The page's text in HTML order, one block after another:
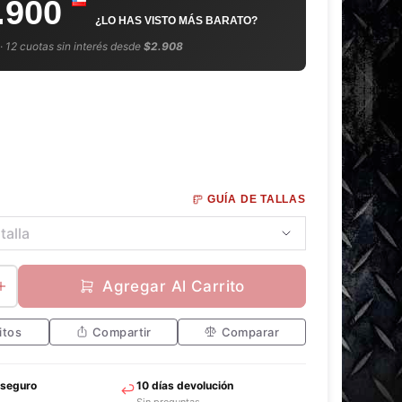
¿LO HAS VISTO MÁS BARATO?
12 cuotas sin interés desde$2.908
GUÍA DE TALLAS
Agregar Al Carrito
Compartir Comparar
10 días devolución